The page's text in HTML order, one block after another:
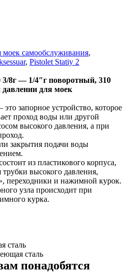
моек самообслуживания,
, Pistolet Statiy 2
8г — 1/4″г поворотный, 310
для моек
запорное устройство, которое
проход воды или другой
высокого давления, а при
закрытия подачи воды
из пластикового корпуса,
высокого давления,
переходники и нажимной курок.
узла происходит при
курка.
сталь
сталь
понадобятся